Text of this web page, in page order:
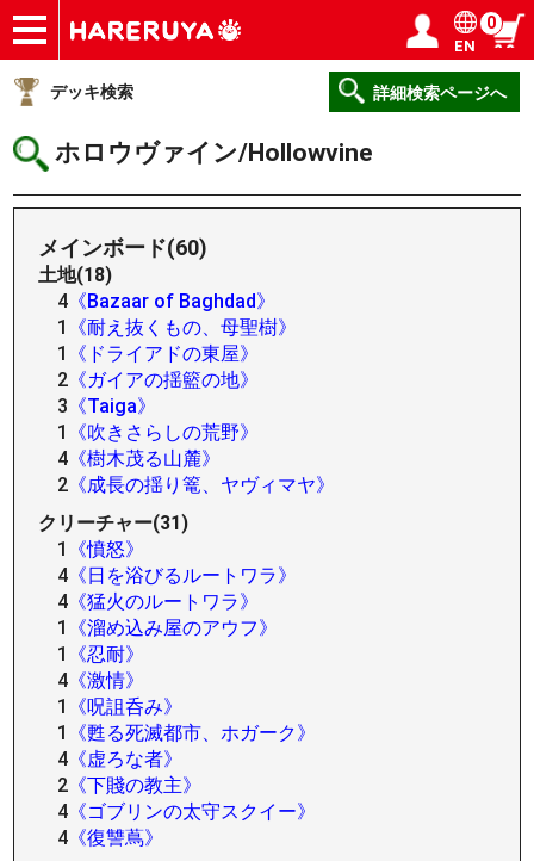
ショップ
買取
記事
デッキ検索
デッキ構築
選手一覧
店舗一覧
イベント
ヘルプ
お問い合わせ ログイン／会員登録
EN
0
デッキ検索 詳細検索ページへ
ホロウヴァイン/Hollowvine
メインボード(60)
土地(18)
4 《Bazaar of Baghdad》
1
《耐え抜くもの、母聖樹》
1
《ドライアドの東屋》
2 《ガイアの揺籃の地》
3 《Taiga》
1
《吹きさらしの荒野》
4 《樹木茂る山麓》
2 《成長の揺り篭、ヤヴィマヤ》
クリーチャー(31)
1
《憤怒》
4 《日を浴びるルートワラ》
4 《猛火のルートワラ》
1
《溜め込み屋のアウフ》
1
《忍耐》
4 《激情》
1
《呪詛呑み》
1
《甦る死滅都市、ホガーク》
4 《虚ろな者》
2 《下賤の教主》
4 《ゴブリンの太守スクイー》
4 《復讐蔦》